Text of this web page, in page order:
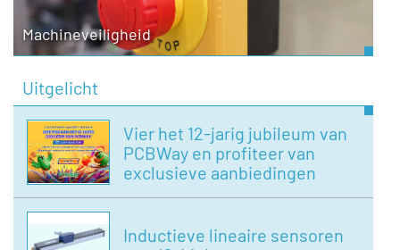
Machineveiligheid
Uitgelicht
Vier het 12-jarig jubileum van
PCBWay en profiteer van
exclusieve aanbiedingen
Inductieve lineaire sensoren